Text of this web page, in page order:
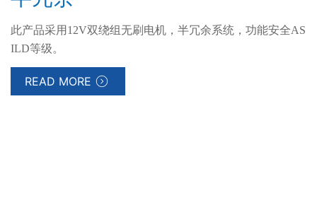
此产品采用12V双绕组无刷电机，半冗余系统，功能安全AS
ILD等级。
READ MORE